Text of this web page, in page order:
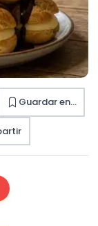
Guardar en...